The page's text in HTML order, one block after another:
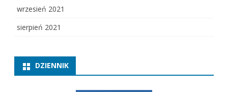
wrzesień 2021
sierpień 2021
DZIENNIK